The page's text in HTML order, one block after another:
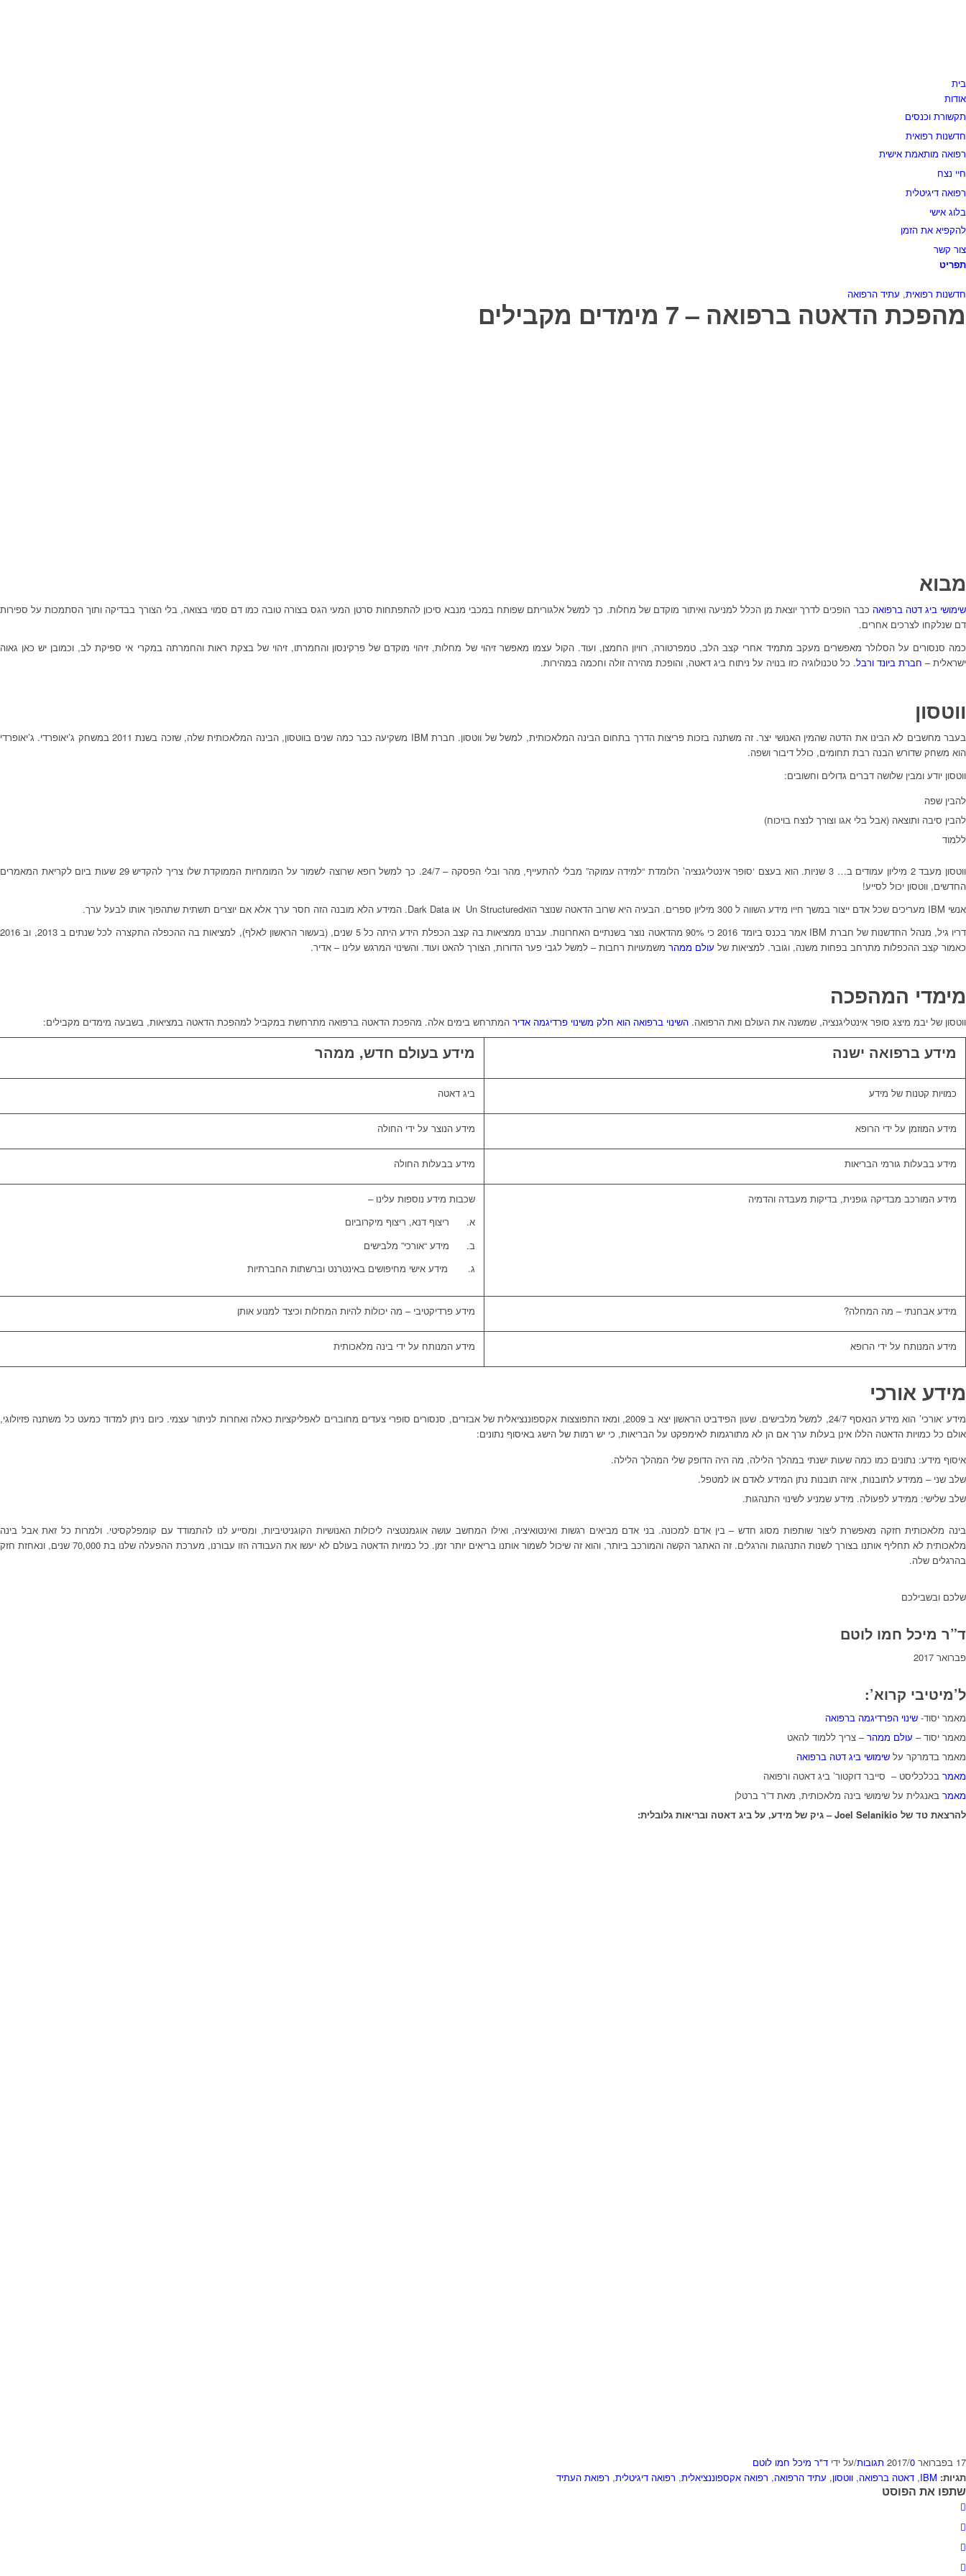
בית
אודות
תקשורת וכנסים
חדשנות רפואית
רפואה מותאמת אישית
חיי נצח
רפואה דיגיטלית
בלוג אישי
להקפיא את הזמן
צור קשר
תפריט
חדשנות רפואית, עתיד הרפואה
מהפכת הדאטה ברפואה – 7 מימדים מקבילים
מבוא
שימושי ביג דטה ברפואה כבר הופכים לדרך יוצאת מן הכלל למניעה ואיתור מוקדם של מחלות. כך למשל אלגוריתם שפותח במכבי מנבא סיכון להתפתחות סרטן המעי הגס בצורה טובה כמו דם סמוי בצואה, בלי הצורך בבדיקה ותוך הסתמכות על ספירות
דם שנלקחו לצרכים אחרים.
כמה סנסורים על הסלולר מאפשרים מעקב מתמיד אחרי קצב הלב, טמפרטורה, רוויון החמצן, ועוד. הקול עצמו מאפשר זיהוי של מחלות, זיהוי מוקדם של פרקינסון והחמרתו, זיהוי של בצקת ראות והחמרתה במקרי אי ספיקת לב, וכמובן יש כאן גאוה
ישראלית – חברת ביונד ורבל. כל טכנולוגיה כזו בנויה על ניתוח ביג דאטה, והופכת מהירה זולה וחכמה במהירות.
ווטסון
בעבר מחשבים לא הבינו את הדטה שהמין האנושי יצר. זה משתנה בזכות פריצות הדרך בתחום הבינה המלאכותית, למשל של ווטסון. חברת IBM משקיעה כבר כמה שנים בווטסון, הבינה המלאכותית שלה, שזכה בשנת 2011 במשחק ג’יאופרדי. ג’יאופרדי
הוא משחק שדורש הבנה רבת תחומים, כולל דיבור ושפה.
ווטסון יודע ומבין שלושה דברים גדולים וחשובים:
להבין שפה
להבין סיבה ותוצאה (אבל בלי אגו וצורך לנצח בויכוח)
ללמוד
ווטסון מעבד 2 מיליון עמודים ב… 3 שניות. הוא בעצם ‘סופר אינטליגנציה’ הלומדת “למידה עמוקה” מבלי להתעייף, מהר ובלי הפסקה – 24/7. כך למשל רופא שרוצה לשמור על המומחיות הממוקדת שלו צריך להקדיש 29 שעות ביום לקריאת המאמרים
החדשים, ווטסון יכול לסייע!
אנשי IBM מעריכים שכל אדם ייצור במשך חייו מידע השווה ל 300 מיליון ספרים. הבעיה היא שרוב הדאטה שנוצר הואUn Structured או Dark Data. המידע הלא מובנה הזה חסר ערך אלא אם יוצרים תשתית שתהפוך אותו לבעל ערך.
דריו גיל, מנהל החדשנות של חברת IBM אמר בכנס ביומד 2016 כי 90% מהדאטה נוצר בשנתיים האחרונות. עברנו ממציאות בה קצב הכפלת הידע היתה כל 5 שנים, (בעשור הראשון לאלף), למציאות בה ההכפלה התקצרה לכל שנתים ב 2013, וב 2016
כאמור קצב ההכפלות מתרחב בפחות משנה, וגובר. למציאות של עולם ממהר משמעויות רחבות – למשל לגבי פער הדורות, הצורך להאט ועוד. והשינוי המרגש עלינו – אדיר.
מימדי המהפכה
ווטסון של יבמ מיצג סופר אינטליגנציה, שמשנה את העולם ואת הרפואה. השינוי ברפואה הוא חלק משינוי פרדיגמה אדיר המתרחש בימים אלה. מהפכת הדאטה ברפואה מתרחשת במקביל למהפכת הדאטה במציאות, בשבעה מימדים מקבילים:
מידע ברפואה ישנה מידע בעולם חדש, ממהר
כמויות קטנות של מידע ביג דאטה
מידע המוזמן על ידי הרופא מידע הנוצר על ידי החולה
מידע בבעלות גורמי הבריאות מידע בבעלות החולה
מידע המורכב מבדיקה גופנית, בדיקות מעבדה והדמיה
שכבות מידע נוספות עלינו –
א. ריצוף דנא, ריצוף מיקרוביום
ב. מידע “אורכי” מלבישים
ג. מידע אישי מחיפושים באינטרנט וברשתות החברתיות
מידע אבחנתי – מה המחלה? מידע פרדיקטיבי – מה יכולות להיות המחלות וכיצד למנוע אותן
מידע המנותח על ידי הרופא מידע המנותח על ידי בינה מלאכותית
מידע אורכי
מידע ‘אורכי’ הוא מידע הנאסף 24/7, למשל מלבישים. שעון הפידביט הראשון יצא ב 2009, ומאז התפוצצות אקספוננציאלית של אבזרים, סנסורים סופרי צעדים מחוברים לאפליקציות כאלה ואחרות לניתור עצמי. כיום ניתן למדוד כמעט כל משתנה פזיולוגי,
אולם כל כמויות הדאטה הללו אינן בעלות ערך אם הן לא מתורגמות לאימפקט על הבריאות, כי יש רמות של הישג באיסוף נתונים:
איסוף מידע: נתונים כמו כמה שעות ישנתי במהלך הלילה, מה היה הדופק שלי המהלך הלילה.
שלב שני – ממידע לתובנות, איזה תובנות נתן המידע לאדם או למטפל.
שלב שלישי: ממידע לפעולה. מידע שמניע לשינוי התנהגות.
בינה מלאכותית חזקה מאפשרת ליצור שותפות מסוג חדש – בין אדם למכונה. בני אדם מביאים רגשות ואינטואיציה, ואילו המחשב עושה אוגמנטציה ליכולות האנושיות הקוגניטיביות, ומסייע לנו להתמודד עם קומפלקסיטי. ולמרות כל זאת אבל בינה
מלאכותית לא תחליף אותנו בצורך לשנות התנהגות והרגלים. זה האתגר הקשה והמורכב ביותר, והוא זה שיכול לשמור אותנו בריאים יותר זמן. כל כמויות הדאטה בעולם לא יעשו את העבודה הזו עבורנו, מערכת ההפעלה שלנו בת 70,000 שנים, ונאחזת חזק
בהרגלים שלה.
שלכם ובשבילכם
ד”ר מיכל חמו לוטם
פברואר 2017
ל’מיטיבי קרוא’:
מאמר יסוד- שינוי הפרדיגמה ברפואה
מאמר יסוד – עולם ממהר– צריך ללמוד להאט
מאמר בדמרקר על שימושי ביג דטה ברפואה
מאמר בכלכליסט – סייבר דוקטור’ ביג דאטה ורפואה
מאמר באנגלית על שימושי בינה מלאכותית, מאת ד”ר ברטלן
להרצאת טד של Joel Selanikio – גיק של מידע, על ביג דאטה ובריאות גלובלית:
17 בפברואר 2017 /0 תגובות /על ידי ד"ר מיכל חמו לוטם
תגיות: IBM
, דאטה ברפואה, ווטסון, עתיד הרפואה, רפואה אקספוננציאלית, רפואה דיגיטלית, רפואת העתיד
שתפו את הפוסט